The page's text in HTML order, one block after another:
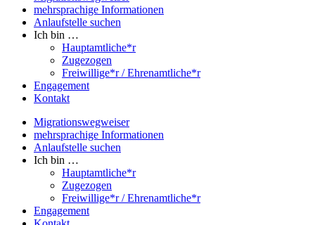
mehrsprachige Informationen
Anlaufstelle suchen
Ich bin …
Hauptamtliche*r
Zugezogen
Freiwillige*r / Ehrenamtliche*r
Engagement
Kontakt
Migrationswegweiser
mehrsprachige Informationen
Anlaufstelle suchen
Ich bin …
Hauptamtliche*r
Zugezogen
Freiwillige*r / Ehrenamtliche*r
Engagement